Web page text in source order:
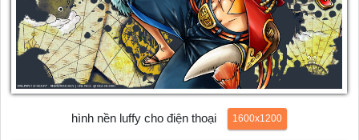
hình nền luffy cho điện thoại 1600x1200